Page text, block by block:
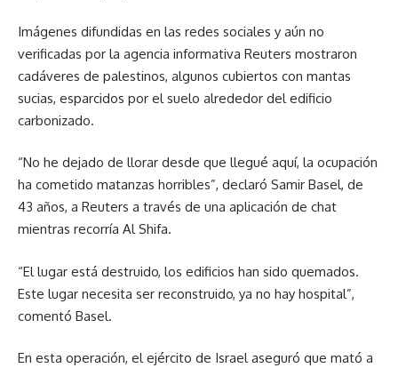
Imágenes difundidas en las redes sociales y aún no
verificadas por la agencia informativa Reuters mostraron
cadáveres de palestinos, algunos cubiertos con mantas
sucias, esparcidos por el suelo alrededor del edificio
carbonizado.
No he dejado de llorar desde que llegué aquí, la ocupación
ha cometido matanzas horribles , declaró Samir Basel, de
43 años, a Reuters a través de una aplicación de chat
mientras recorría Al Shifa.
El lugar está destruido, los edificios han sido quemados.
Este lugar necesita ser reconstruido, ya no hay hospital ,
comentó Basel.
En esta operación, el ejército de Israel aseguró que mató a